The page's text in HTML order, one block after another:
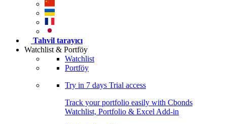
Tahvil tarayıcı
Watchlist & Portföy
Watchlist
Portföy
Try in 7 days Trial access
Track your portfolio easily with Cbonds
Watchlist, Portfolio & Excel Add-in